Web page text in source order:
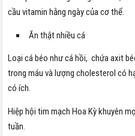
cầu vitamin hằng ngày của cơ thể.
Ăn thật nhiều cá
Loại cá béo như cá hồi, chứa axit
trong máu và lượng cholesterol có
có ích.
Hiệp hội tim mạch Hoa Kỳ khuyên
tuần.